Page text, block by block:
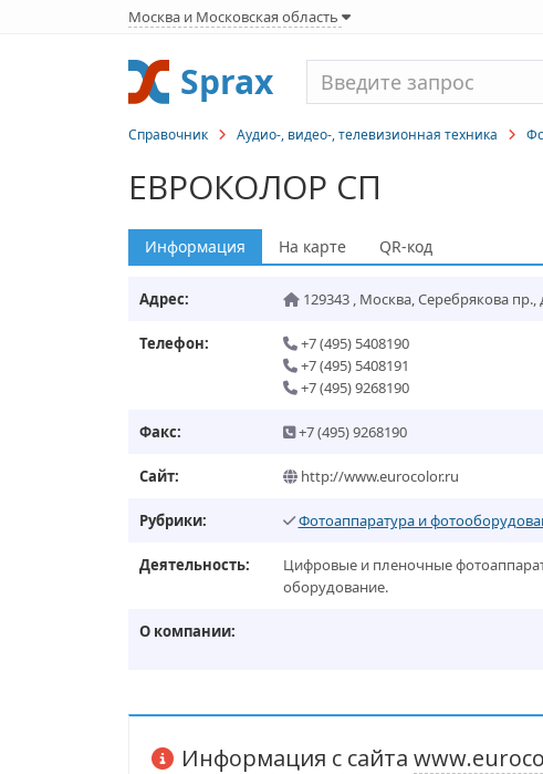
Москва и Московская область
Sprax
Справочник Аудио-, видео-, телевизионная техника
ЕВРОКОЛОР СП
Информация На карте QR-код
Адрес: 129343, Москва,Серебрякова пр.,
Телефон:
+7 (495) 5408190
+7 (495) 5408191
+7 (495) 9268190
Факс: +7 (495) 9268190
Сайт: http://www.eurocolor.ru
Рубрики: Фотоаппаратура и
Деятельность:
Цифровые и пленочные
оборудование.
О компании:
Информация с сайта